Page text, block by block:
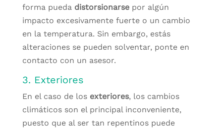
forma pueda distorsionarsepor algún
impacto excesivamente fuerte o un cambio
en la temperatura. Sin embargo, estás
alteraciones se pueden solventar, ponte en
contacto con un asesor.
3. Exteriores
En el caso de los exteriores, los cambios
climáticos son el principal inconveniente,
puesto que al ser tan repentinos puede